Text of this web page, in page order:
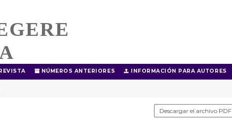
NÚMEROS ANTERIORES INFORMACIÓN PARA AUTORES
Descargar el archivo PDF